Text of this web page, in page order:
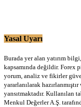
Yasal Uyarı
Burada yer alan yatırım
kapsamında değildir. Forex
yorum, analiz ve fikirler
yararlanılarak
yansıtmaktadır. Kullanılan
Menkul Değerler A.Ş.